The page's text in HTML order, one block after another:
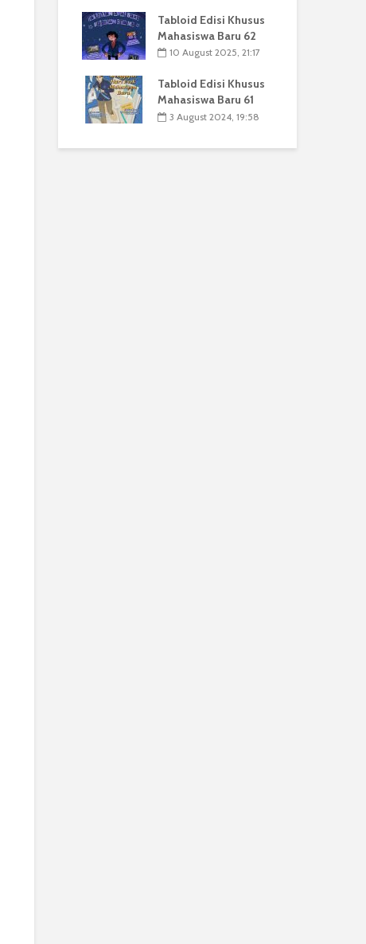
Tabloid Edisi Khusus
Mahasiswa Baru 62
10 August 2025, 21:17
Tabloid Edisi Khusus
Mahasiswa Baru 61
3 August 2024, 19:58